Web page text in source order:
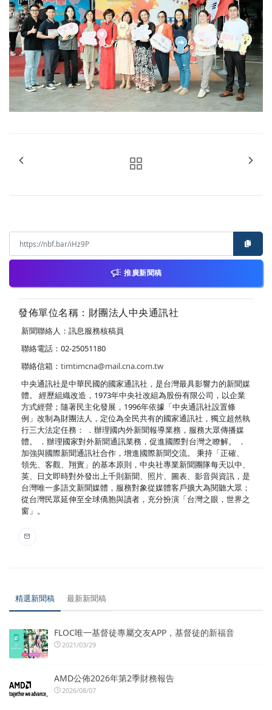
推廣新聞稿
發佈單位名稱：財團法人中央通訊社
新聞聯絡人：訊息服務核稿員
聯絡電話：02-25051180
聯絡信箱： timtimcna@mail.cna.com.tw
中央通訊社是中華民國的國家通訊社，是台灣最具影響力的新聞媒
體。 經歷組織改造，1973年中央社改組為股份有限公司，以企業
方式經營；隨著民主化發展，1996年依據「中央通訊社設置條
例」改制為財團法人，定位為全民共有的國家通訊社，獨立超然執
行三大法定任務： ．辦理國內外新聞報導業務，服務大眾傳播媒
體。 ．辦理國家對外新聞通訊業務，促進國際對台灣之瞭解。 ．
加強與國際新聞通訊社合作，增進國際新聞交流。 秉持「正確、
領先、客觀、翔實」的基本原則，中央社專業新聞團隊每天以中、
英、日文即時對外發出上千則新聞、照片、圖表、影音與資訊，是
台灣唯一多語文新聞媒體，服務對象從媒體客戶擴大為閱聽大眾；
從台灣民眾延伸至全球僑胞與讀者，充分扮演「台灣之眼，世界之
窗」。
精選新聞稿 最新新聞稿
FLOC唯一基督徒專屬交友APP，基督徒的新福音
2021/03/29
AMD公佈2026年第2季財務報告
2026/08/07